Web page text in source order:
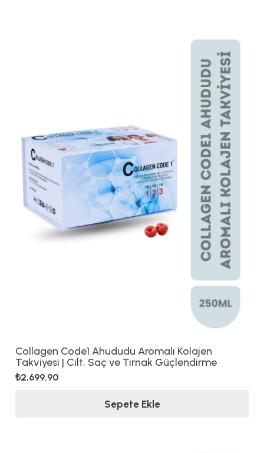
Collagen Code1 Ahududu Aromalı Kolajen
Takviyesi | Cilt, Saç ve Tırnak Güçlendirme
₺2,699.90
Sepete Ekle